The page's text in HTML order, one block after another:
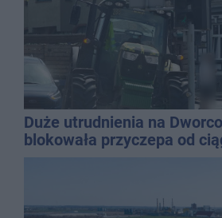
Duże utrudnienia na
blokowała przyczepa od